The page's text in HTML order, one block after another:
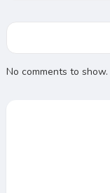
No comments to show.